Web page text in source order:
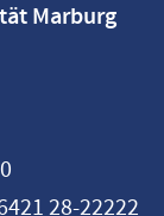
Marburg
28-22222